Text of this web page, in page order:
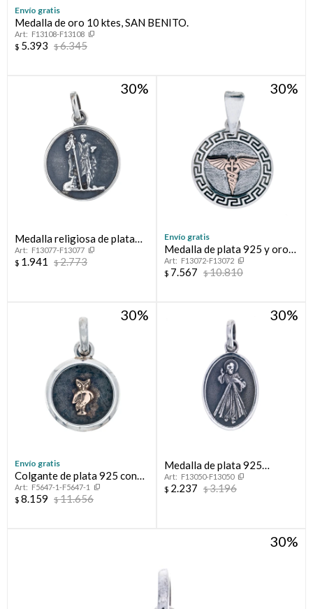
Envío gratis
Medalla de oro 10 ktes, SAN BENITO.
F13108-F13108
$ 5.393 $6.345
30
Medalla religiosa de plata
925, SAN JUAN BAUTISTA.
F13077-F13077
$ 1.941 $2.773
30
Envío gratis
Medalla de plata 925 y oro
10 ktes, MEDICINA.
F13072-F13072
$ 7.567 $10.810
30
Envío gratis
Colgante de plata 925 con
oro de 10 ktes DOCENTE
F5647-1-F5647-1
$ 8.159 $11.656
30
Medalla de plata 925
Religiosa
F13050-F13050
$ 2.237 $3.196
30
Compromiso